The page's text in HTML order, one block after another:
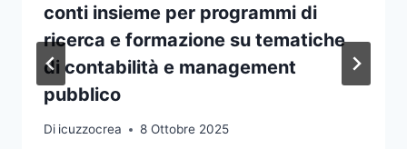
conti insieme per programmi di
ricerca e formazione su tematiche
di contabilità e management
pubblico
Di icuzzocrea 8 Ottobre 2025